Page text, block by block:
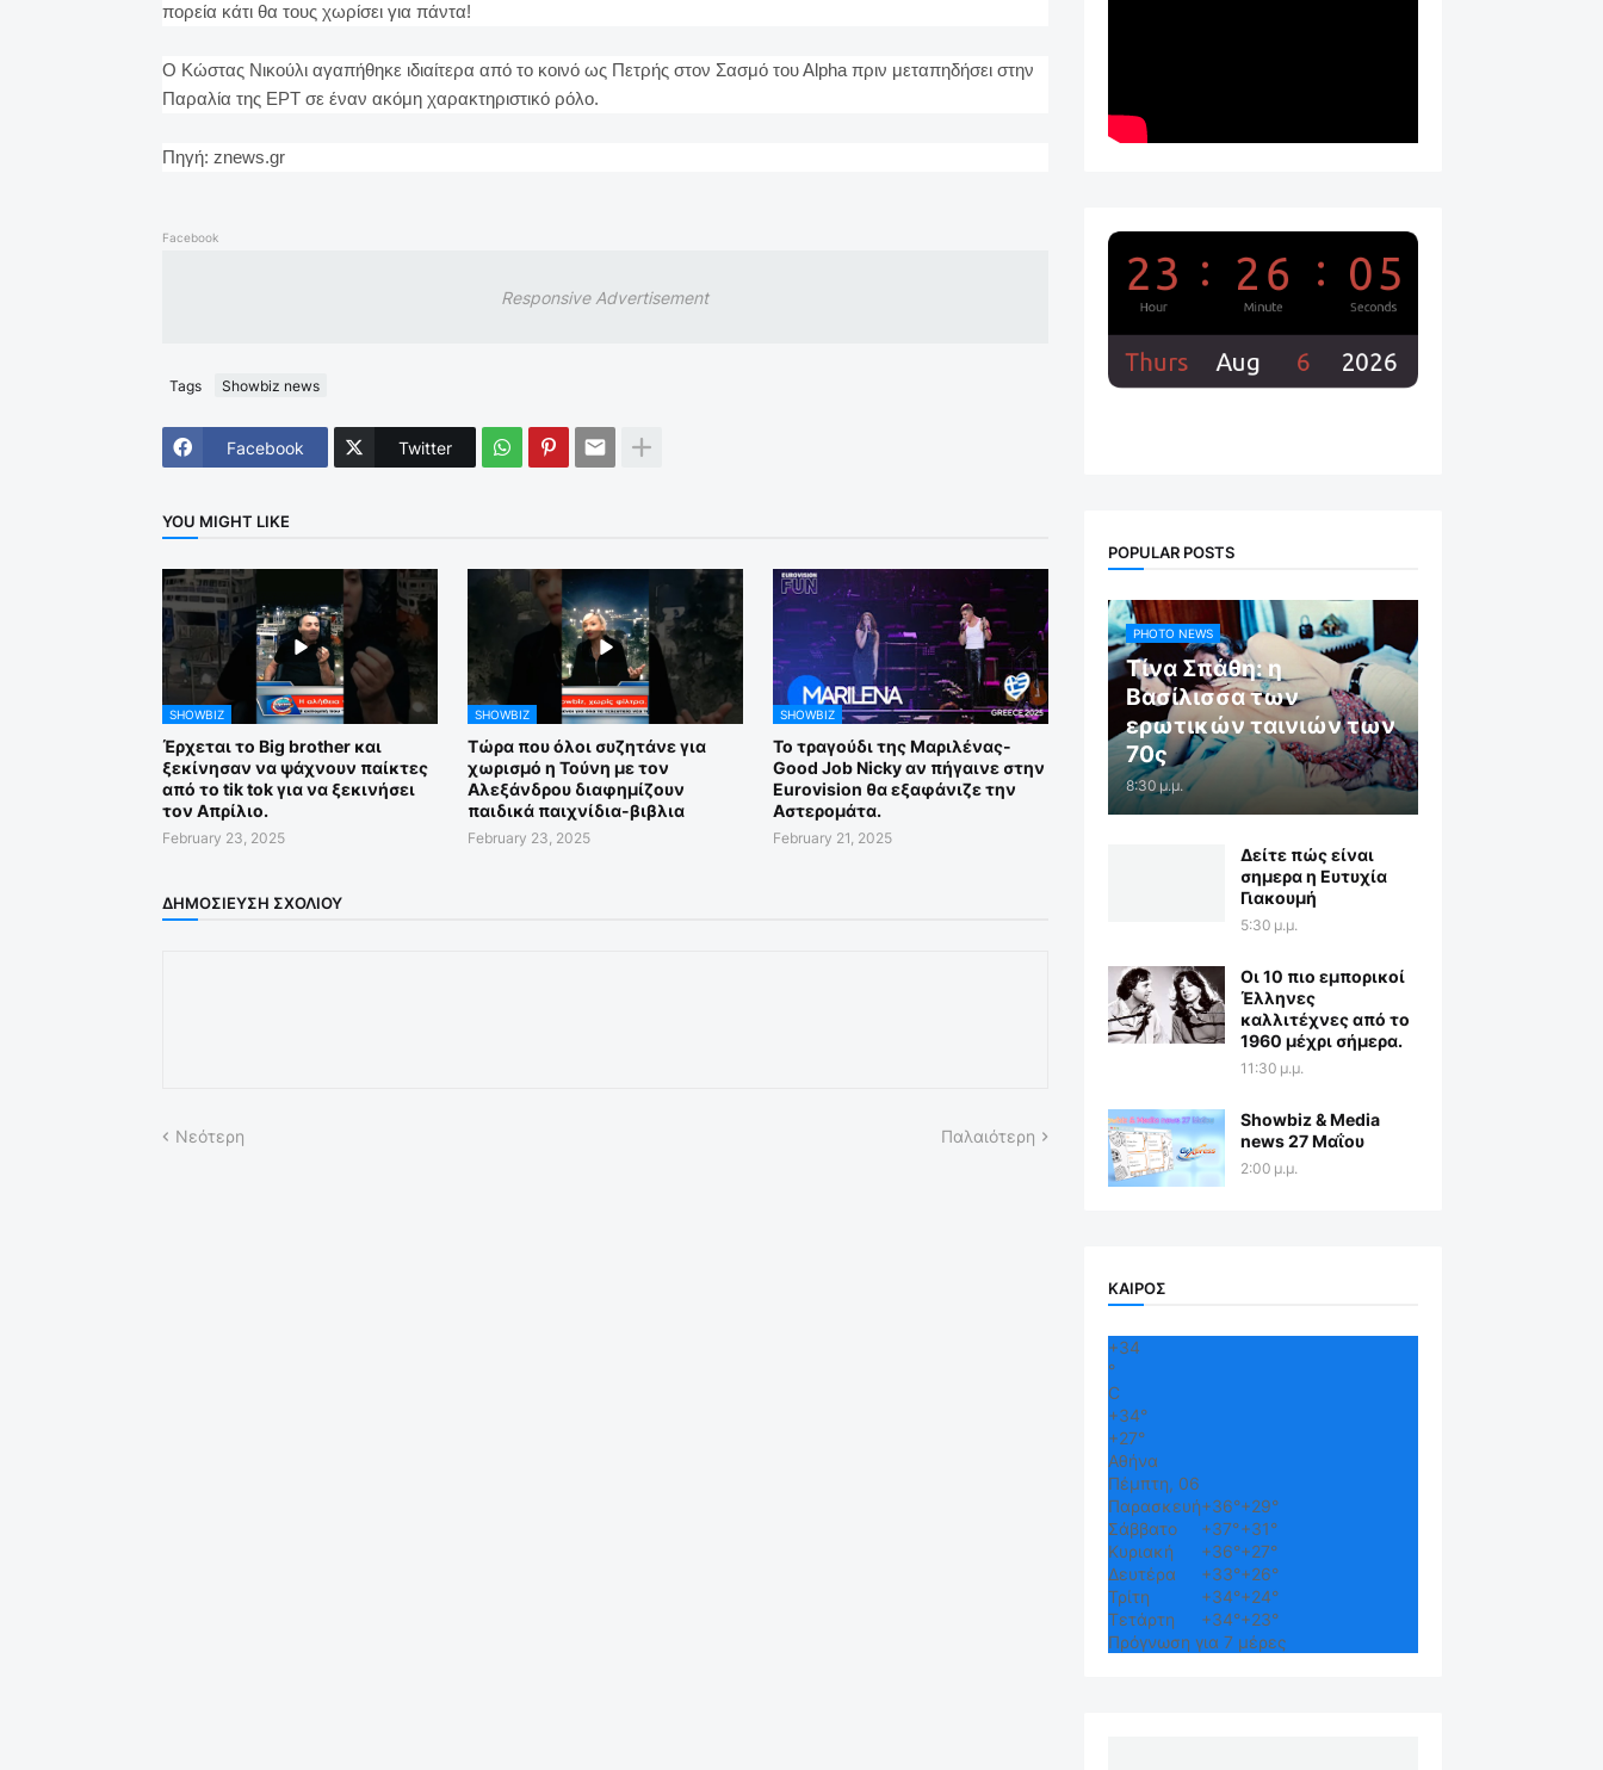
πορεία κάτι θα τους χωρίσει για πάντα!
Ο Κώστας Νικούλι αγαπήθηκε ιδιαίτερα από το κοινό ως Πετρής στον Σασμό του Αlpha πριν μεταπηδήσει στην
Παραλία της ΕΡΤ σε έναν ακόμη χαρακτηριστικό ρόλο.
Πηγή: znews.gr
Facebook
Responsive Advertisement
Tags Showbiz news
Facebook Twitter
YOU MIGHT LIKE
SHOWBIZ
Έρχεται το Big brother και
ξεκίνησαν να ψάχνουν παίκτες
από το tik tok για να ξεκινήσει
τον Απρίλιο.
February 23, 2025
SHOWBIZ
Τώρα που όλοι συζητάνε για
χωρισμό η Τούνη με τον
Αλεξάνδρου διαφημίζουν
παιδικά παιχνίδια-βιβλια
February 23, 2025
SHOWBIZ
Το τραγούδι της Μαριλένας-
Good Job Nicky αν πήγαινε στην
Eurovision θα εξαφάνιζε την
Αστερομάτα.
February 21, 2025
ΔΗΜΟΣΊΕΥΣΗ ΣΧΟΛΊΟΥ
Νεότερη Παλαιότερη
POPULAR POSTS
PHOTO NEWS
Τίνα Σπάθη: η
Βασίλισσα των
ερωτικών ταινιών των
70ς
8:30 μ.μ.
Δείτε πώς είναι
σημερα η Ευτυχία
Γιακουμή
5:30 μ.μ.
Οι 10 πιο εμπορικοί
Έλληνες
καλλιτέχνες από το
1960 μέχρι σήμερα.
11:30 μ.μ.
Showbiz & Media
news 27 Μαΐου
2:00 μ.μ.
ΚΑΙΡΟΣ
+34
°
C
+34°
+27°
Αθήνα
Πέμπτη, 06
Παρασκευή+36°+29°
Σάββατο
+37°+31°
Κυριακή
+36°+27°
Δευτέρα
+33°+26°
Τρίτη
+34°+24°
Τετάρτη
+34°+23°
Πρόγνωση για 7 μέρες